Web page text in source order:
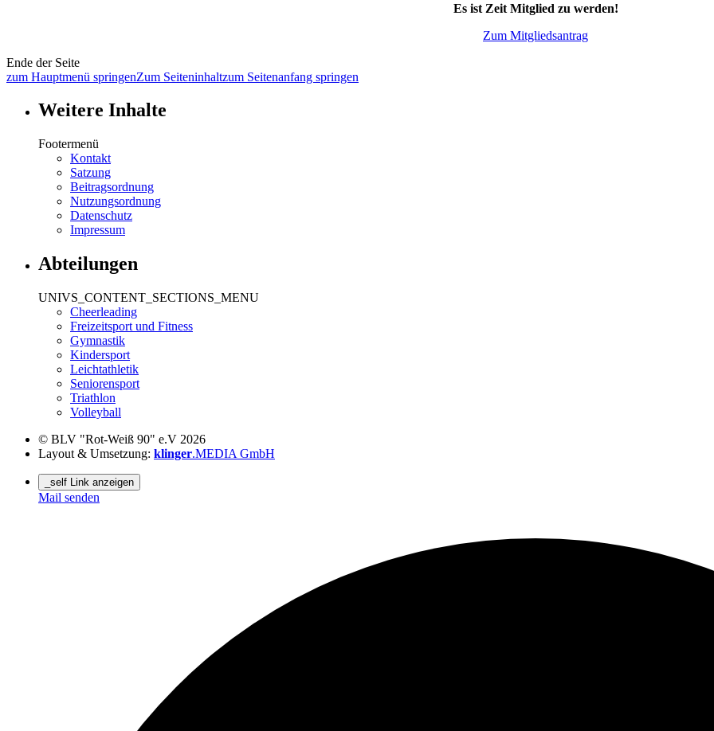
Es ist Zeit Mitglied zu werden!
Zum Mitgliedsantrag
Ende der Seite
zum Hauptmenü springenZum Seiteninhaltzum Seitenanfang springen
Weitere Inhalte
Footermenü
Kontakt
Satzung
Beitragsordnung
Nutzungsordnung
Datenschutz
Impressum
Abteilungen
UNIVS_CONTENT_SECTIONS_MENU
Cheerleading
Freizeitsport und Fitness
Gymnastik
Kindersport
Leichtathletik
Seniorensport
Triathlon
Volleyball
© BLV "Rot-Weiß 90" e.V 2026
Layout & Umsetzung: klinger.MEDIA GmbH
_self Link anzeigen
Mail senden